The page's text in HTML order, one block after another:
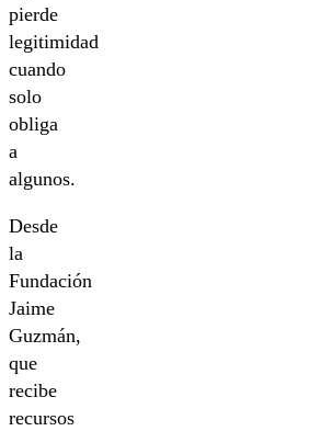
pierde
legitimidad
cuando
solo
obliga
a
algunos.
Desde
la
Fundación
Jaime
Guzmán,
que
recibe
recursos